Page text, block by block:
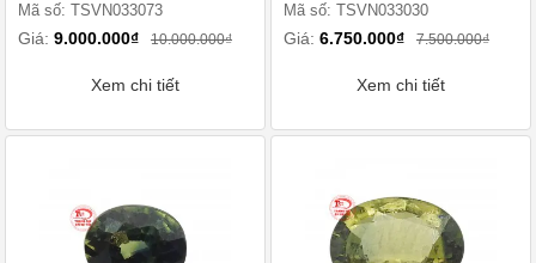
Mã số: TSVN033073
Giá: 9.000.000₫ 10.000.000₫
Xem chi tiết
Mã số: TSVN033030
Giá: 6.750.000₫ 7.500.000₫
Xem chi tiết